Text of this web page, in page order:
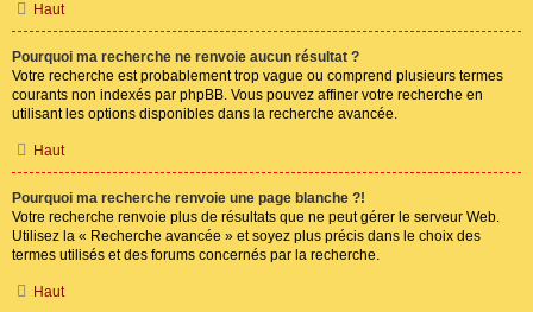
Haut
Pourquoi ma recherche ne renvoie aucun résultat ?
Votre recherche est probablement trop vague ou comprend plusieurs termes
courants non indexés par phpBB. Vous pouvez affiner votre recherche en
utilisant les options disponibles dans la recherche avancée.
Haut
Pourquoi ma recherche renvoie une page blanche ?!
Votre recherche renvoie plus de résultats que ne peut gérer le serveur Web.
Utilisez la « Recherche avancée » et soyez plus précis dans le choix des
termes utilisés et des forums concernés par la recherche.
Haut